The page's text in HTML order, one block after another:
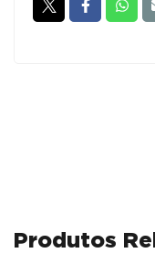
GAVETAS
Produtos